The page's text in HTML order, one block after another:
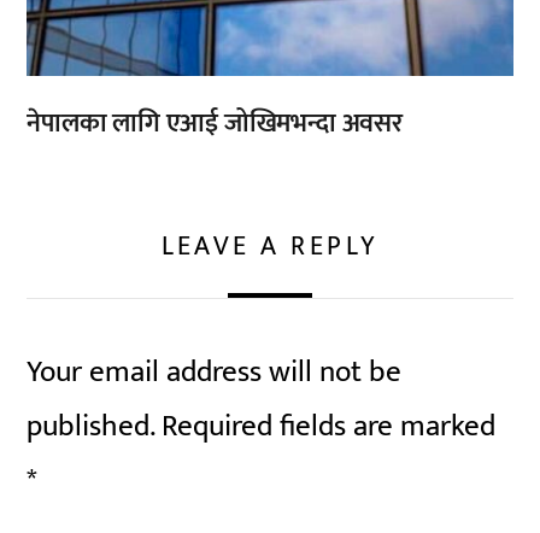
नेपालका लागि एआई जोखिमभन्दा अवसर
LEAVE A REPLY
Your email address will not be
published.Required fields are marked
*